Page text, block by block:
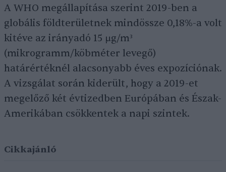
A WHO megállapítása szerint 2019-ben a
globális földterületnek mindössze 0,18%-a volt
kitéve az irányadó 15 μg/m³
(mikrogramm/köbméter levegő)
határértéknél alacsonyabb éves expozíciónak.
A vizsgálat során kiderült, hogy a 2019-et
megelőző két évtizedben Európában és Észak-
Amerikában csökkentek a napi szintek.
Cikkajánló